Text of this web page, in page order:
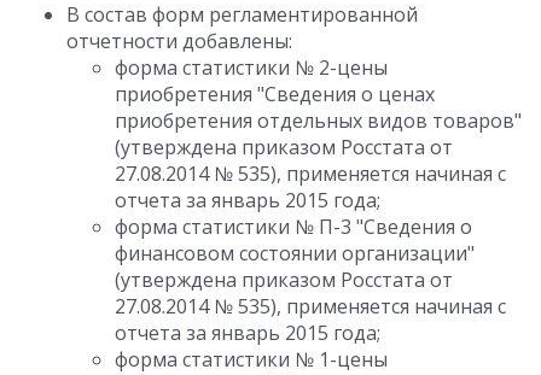
В состав форм регламентированной
отчетности добавлены:
форма статистики № 2-цены
приобретения "Сведения о ценах
приобретения отдельных видов товаров"
(утверждена приказом Росстата от
27.08.2014 № 535), применяется начиная с
отчета за январь 2015 года;
форма статистики № П-3 "Сведения о
финансовом состоянии организации"
(утверждена приказом Росстата от
27.08.2014 № 535), применяется начиная с
отчета за январь 2015 года;
форма статистики № 1-цены